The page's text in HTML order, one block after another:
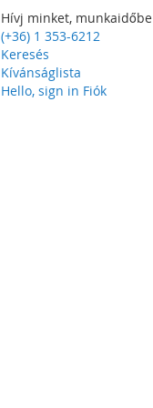
Hívj minket,
(+36) 1 353-6212
Keresés
Kívánságlista
Hello, sign in Fiók